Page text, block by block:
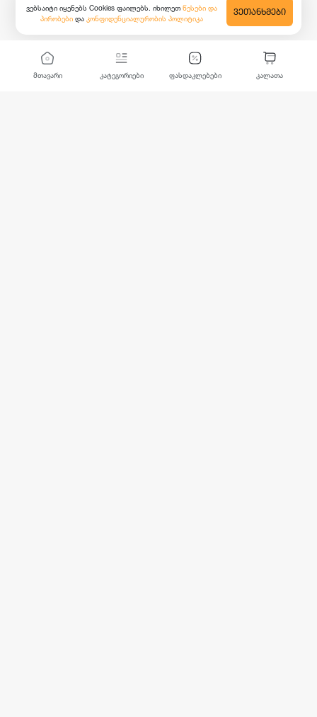
მთავარი კატეგორიები ფასდაკლებები კალათა
ვებსაიტი იყენებს Cookies ფაილებს. იხილეთ წესები და
პირობები და კონფიდენციალურობის პოლიტიკა
ᲕᲔᲗᲐᲜᲮᲛᲔᲑᲘ